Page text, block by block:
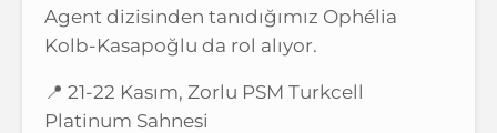
Agent dizisinden tanıdığımız Ophélia
Kolb-Kasapoğlu da rol alıyor.
📍 21-22 Kasım, Zorlu PSM Turkcell
Platinum Sahnesi